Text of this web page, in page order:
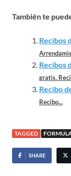
También te
Recibos
Recibos
gratis.
Recibo
Recibo...
TAGGED
SHARE